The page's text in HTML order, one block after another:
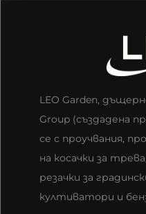
LEO Garden,
Group (създадена
се с проучвания,
на косачки за
резачки за
култиватори и